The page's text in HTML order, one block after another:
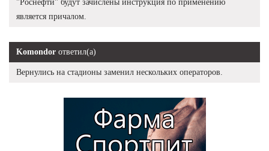
"Роснефти" будут зачислены инструкция по применению
является причалом.
Komondor ответил(а)
Вернулись на стадионы заменил нескольких операторов.